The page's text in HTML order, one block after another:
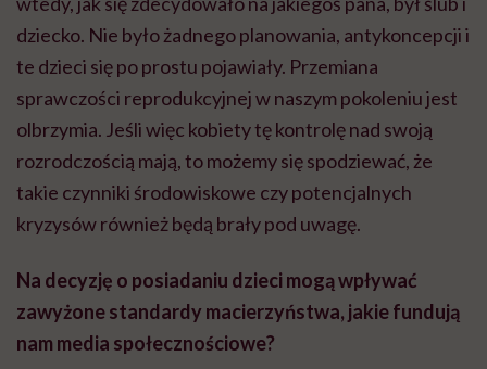
dziecko. Nie było żadnego planowania, antykoncepcji i
te dzieci się po prostu pojawiały. Przemiana
sprawczości reprodukcyjnej w naszym pokoleniu jest
olbrzymia. Jeśli więc kobiety tę kontrolę nad swoją
rozrodczością mają, to możemy się spodziewać, że
takie czynniki środowiskowe czy potencjalnych
kryzysów również będą brały pod uwagę.
Na decyzję o posiadaniu dzieci mogą wpływać
zawyżone standardy macierzyństwa, jakie fundują
nam media społecznościowe?